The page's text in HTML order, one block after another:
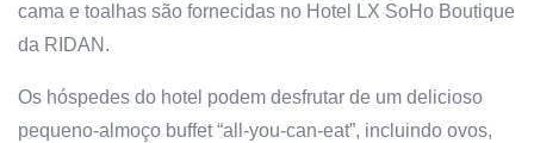
cama e toalhas são fornecidas no Hotel LX SoHo Boutique
da RIDAN.
Os hóspedes do hotel podem desfrutar de um delicioso
pequeno-almoço buffet “all-you-can-eat”, incluindo ovos,